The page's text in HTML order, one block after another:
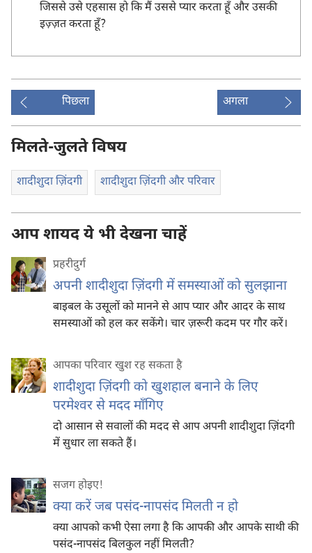
जिससे उसे एहसास हो कि मैं उससे प्यार करता हूँ और उसकी
इज़्ज़त करता हूँ?
पिछला अगला
मिलते-जुलते विषय
शादीशुदा ज़िंदगी शादीशुदा ज़िंदगी और परिवार
आप शायद ये भी देखना चाहें
प्रहरीदुर्ग
अपनी शादीशुदा ज़िंदगी में समस्याओं को सुलझाना
बाइबल के उसूलों को मानने से आप प्यार और आदर के साथ
समस्याओं को हल कर सकेंगे। चार ज़रूरी कदम पर गौर करें।
आपका परिवार खुश रह सकता है
शादीशुदा ज़िंदगी को खुशहाल बनाने के लिए
परमेश्‍वर से मदद माँगिए
दो आसान से सवालों की मदद से आप अपनी शादीशुदा ज़िंदगी
में सुधार ला सकते हैं।
सजग होइए‍!
क्या करें जब पसंद-नापसंद मिलती न हो
क्या आपको कभी ऐसा लगा है कि आपकी और आपके साथी की
पसंद-नापसंद बिलकुल नहीं मिलती?